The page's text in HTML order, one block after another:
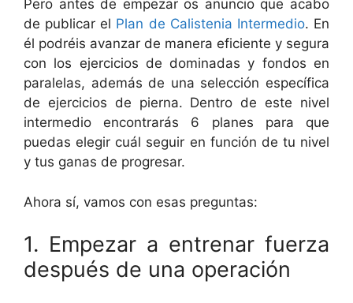
Pero antes de empezar os anuncio que acabo
de publicar el Plan de Calistenia Intermedio. En
él podréis avanzar de manera eficiente y segura
con los ejercicios de dominadas y fondos en
paralelas, además de una selección específica
de ejercicios de pierna. Dentro de este nivel
intermedio encontrarás 6 planes para que
puedas elegir cuál seguir en función de tu nivel
y tus ganas de progresar.
Ahora sí, vamos con esas preguntas:
1. Empezar a entrenar fuerza
después de una operación